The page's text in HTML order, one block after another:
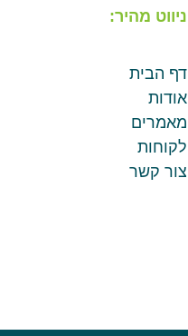
ניווט מהיר:
דף הבית
אודות
מאמרים
לקוחות
צור קשר